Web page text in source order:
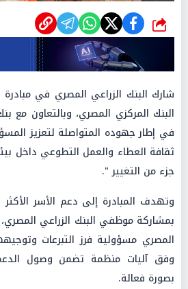
شارك
شارك البنك الزراعي المصري في
البنك المركزي المصري، وبالتعاون مع
في إطار جهوده المتواصلة لتعزيز
ثقافة العطاء والعمل التطوعي داخل
جزء من التغيير ".
وتهدف المبادرة إلى دعم الأسر الأكثر
بمشاركة موظفي البنك الزراعي
المصري مسؤولية فرز التبرعات
وفق آليات منظمة تضمن وصول الدعم
بصورة فعالة.